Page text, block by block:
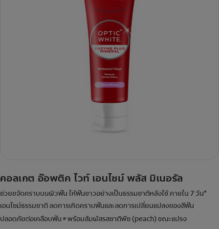
คอลเกต อ๊อพติค ไวท์ เอนไซม์ พลัส มิเนอรัล
ช่วยขจัดคราบบนผิวฟัน ให้ฟันขาวอย่างเป็นธรรมชาติหลังใช้ ภายใน 7 วัน*
เอนไซม์ธรรมชาติ ลดการเกิดคราบฟันและลดการเปลี่ยนแปลงของสีฟัน
ปลอดภัยต่อเคลือบฟัน # พร้อมสัมผัสรสชาติพีช (peach) ขณะแปรง